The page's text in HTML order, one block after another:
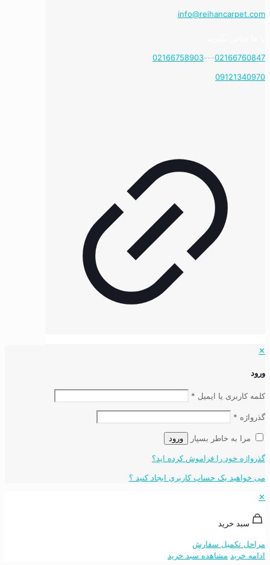
info@reihancarpet.com
02166760847
---
02166758903
09121340970
✕
ورود
کلمه کاربری یا ایمیل *
گذرواژه *
مرا به خاطر بسپار ورود
گذرواژه خود را فراموش کرده اید؟
می خواهید یک حساب کاربری ایجاد کنید ؟
✕
سبد خرید
مراحل تکمیل سفارش
ادامه خرید مشاهده سبد خرید